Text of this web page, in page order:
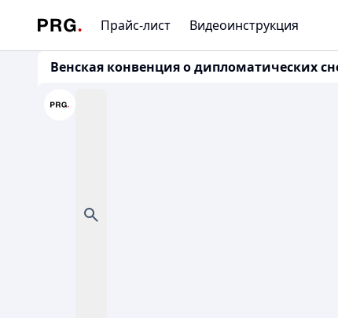
Прайс-лист Видеоинструкция
Венская конвенция о дипломатических